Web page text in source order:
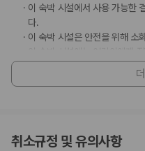
이 숙박 시설에서 사용 가능한
다.
이 숙박 시설은 안전을 위해 소
스와 같은 야외 공간이 있습니
설에 연락하여 적합한 객실을
습니다. 명시된 정책은 숙박 시
취소규정 및 유의사항